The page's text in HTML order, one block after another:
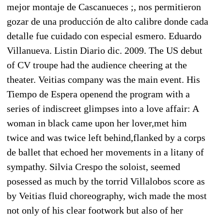
mejor montaje de Cascanueces ;, nos permitieron
gozar de una producción de alto calibre donde cada
detalle fue cuidado con especial esmero. Eduardo
Villanueva. Listin Diario dic. 2009. The US debut
of CV troupe had the audience cheering at the
theater. Veitias company was the main event. His
Tiempo de Espera openend the program with a
series of indiscreet glimpses into a love affair: A
woman in black came upon her lover,met him
twice and was twice left behind,flanked by a corps
de ballet that echoed her movements in a litany of
sympathy. Silvia Crespo the soloist, seemed
posessed as much by the torrid Villalobos score as
by Veitias fluid choreography, wich made the most
not only of his clear footwork but also of her